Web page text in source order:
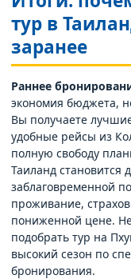
проверьте
безвизовый режим
тур в
заранее
Раннее
экономия бюджета,
Вы получаете
удобные рейсы из
полную свободу
Таиланд становится
заблаговременной
проживание,
пониженной цене.
подобрать тур на
высокий сезон по
бронирования.